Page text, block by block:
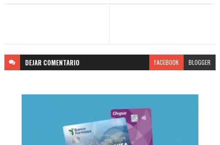
DEJAR COMENTARIO FACEBOOK BLOGGER